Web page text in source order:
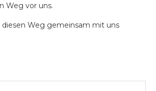
Weg vor uns.
diesen Weg gemeinsam mit uns